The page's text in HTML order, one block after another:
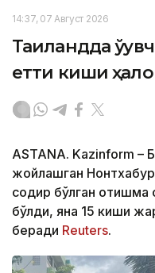
14:37, 07 Август 2026
Таиландда
етти киши
ASTANA. Kazinform –
жойлашган
содир бўлган отишма
бўлди, яна 15 киши
беради Reuters.